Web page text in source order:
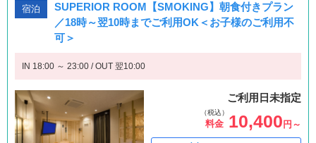
宿泊
SUPERIOR ROOM【SMOKING】朝食付きプラン
／18時～翌10時までご利用OK＜お子様のご利用不
可＞
IN 18:00 ～ 23:00 / OUT 翌10:00
ご利用日未指定
（税込）
料金 10,400 円～